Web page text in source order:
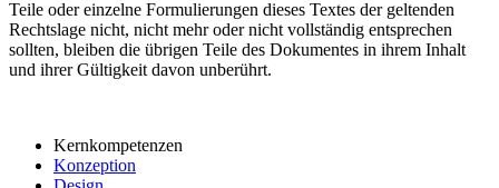
Teile oder einzelne Formulierungen dieses Textes der geltenden
Rechtslage nicht, nicht mehr oder nicht vollständig entsprechen
sollten, bleiben die übrigen Teile des Dokumentes in ihrem Inhalt
und ihrer Gültigkeit davon unberührt.
Kernkompetenzen
Konzeption